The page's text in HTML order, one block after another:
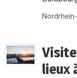
lieux